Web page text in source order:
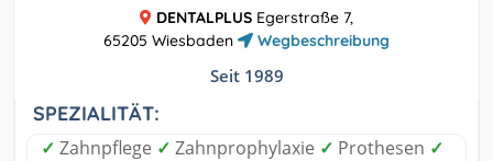
DENTALPLUS Egerstraße 7,
65205 Wiesbaden
Wegbeschreibung
Seit 1989
SPEZIALITÄT:
✓ Zahnpflege ✓ Zahnprophylaxie ✓ Prothesen ✓